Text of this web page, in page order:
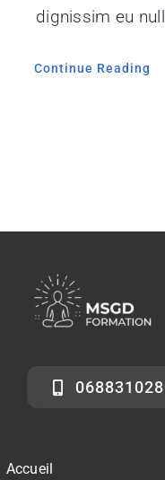
dignissim eu
Continue Reading
Accueil